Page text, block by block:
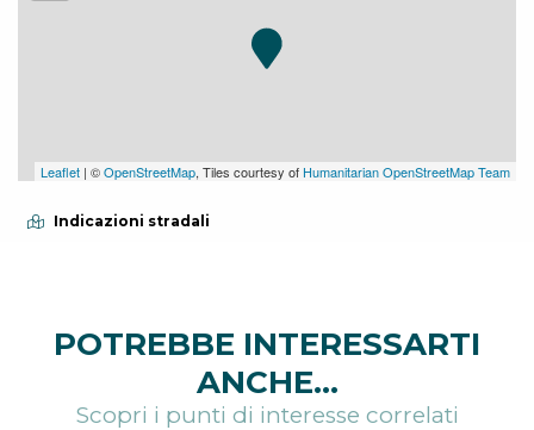
Leaflet | ©OpenStreetMap, Tiles courtesy of Humanitarian OpenStreetMap Team
Indicazioni stradali
POTREBBE INTERESSARTI
ANCHE...
Scopri i punti di interesse correlati